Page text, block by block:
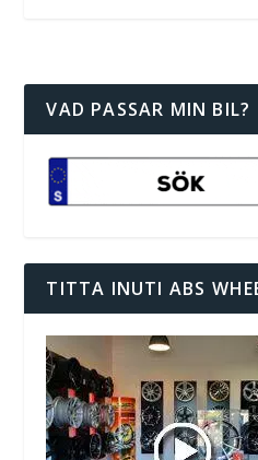
VAD PASSAR MIN BIL?
TITTA INUTI ABS